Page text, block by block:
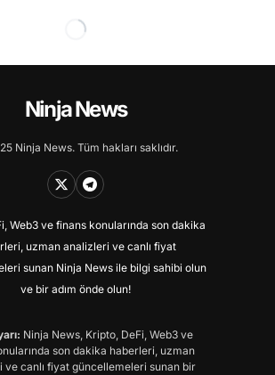
Ninja News
Ninja News. Tüm hakları saklıdır.
Web3 ve finans konularında son dakika
uzman analizleri ve canlı fiyat
sunan Ninja News ile bilgi sahibi olun
ve bir adım önde olun!
Ninja News, Kripto, DeFi, Web3 ve
son dakika haberleri, uzman
ve canlı fiyat güncellemeleri sunan bir